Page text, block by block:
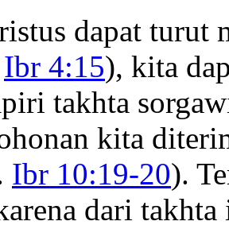
dapat turut
Ibr 4:15), kita
takhta
kita
Ibr 10:19-20).
dari